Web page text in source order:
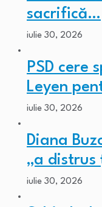
sacrifică…
iulie 30, 2026
PSD cere
Leyen
iulie 30, 2026
Diana
„a
iulie 30, 2026